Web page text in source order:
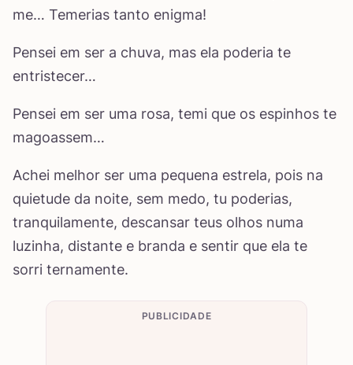
me… Temerias tanto enigma!
Pensei em ser a chuva, mas ela poderia te
entristecer…
Pensei em ser uma rosa, temi que os espinhos te
magoassem…
Achei melhor ser uma pequena estrela, pois na
quietude da noite, sem medo, tu poderias,
tranquilamente, descansar teus olhos numa
luzinha, distante e branda e sentir que ela te
sorri ternamente.
PUBLICIDADE